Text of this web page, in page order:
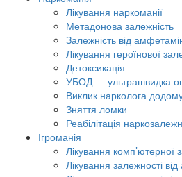
Лікування наркоманії
Метадонова залежність
Залежність від
Лікування героїнової
Детоксикація
УБОД — ультрашвидка
Виклик нарколога
Зняття ломки
Реабілітація
Ігроманія
Лікування комп’ютерної
Лікування залежності від